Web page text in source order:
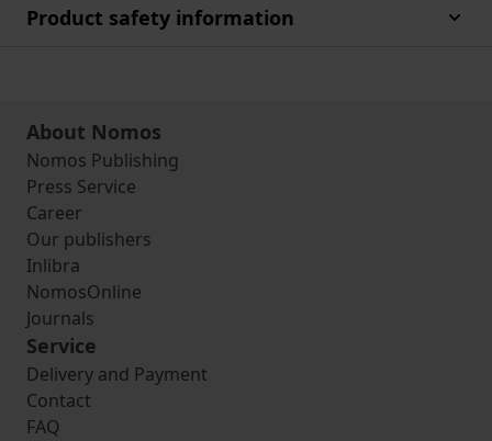
Product safety information
About Nomos
Nomos Publishing
Press Service
Career
Our publishers
Inlibra
NomosOnline
Journals
Service
Delivery and Payment
Contact
FAQ